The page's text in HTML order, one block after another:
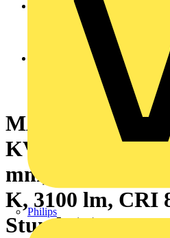
Philips
MASTER,
KVG/VVG/220-
mm, 16.7 W,
K, 3100 lm, CRI
Stunde(n)